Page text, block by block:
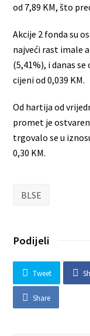
od 7,89 KM, što
Akcije 2 fonda su
najveći rast imale
(5,41%), i danas
cijeni od 0,039 KM.
Od hartija od
promet je ostvaren
trgovalo se u
0,30 KM.
BLSE
Podijeli
Tweet
Share